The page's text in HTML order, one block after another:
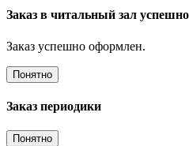
Заказ в читальный зал
Заказ успешно оформлен.
Понятно
Заказ периодики
Понятно